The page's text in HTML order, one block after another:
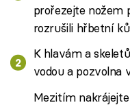
prořezejte nožem
rozrušili hřbetní
K hlavám a
vodou a pozvolna
Mezitím